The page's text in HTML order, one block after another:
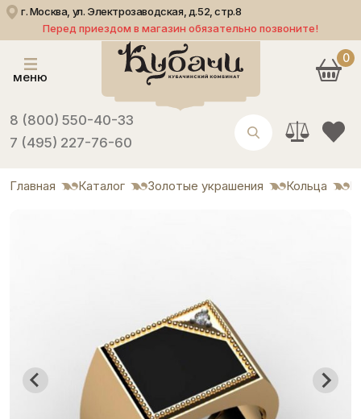
г. Москва, ул. Электрозаводская, д.52, стр.8
Перед приездом в магазин обязательно позвоните!
меню
8 (800) 550-40-33
7 (495) 227-76-60
0
Главная Каталог Золотые украшения Кольца